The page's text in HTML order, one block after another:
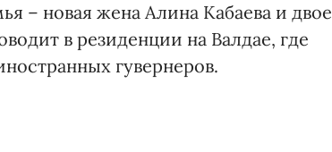
– новая жена Алина Кабаева и двое
в резиденции на Валдае, где
гувернеров.